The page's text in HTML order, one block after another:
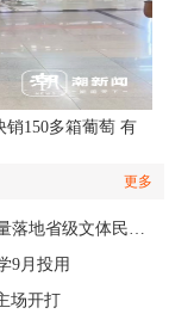
销150多箱葡萄 有
更多
盘活城市闲置空间 打造全龄健身场景 义乌高质量落地省级文体民生实事
9月投用
场开打